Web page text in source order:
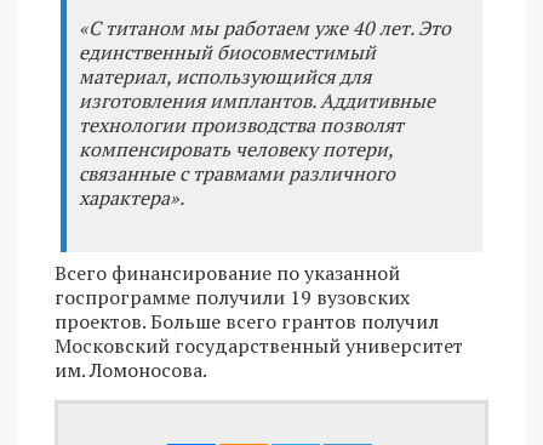
«С титаном мы работаем уже 40 лет. Это
единственный биосовместимый
материал, использующийся для
изготовления имплантов. Аддитивные
технологии производства позволят
компенсировать человеку потери,
связанные с травмами различного
характера».
Всего финансирование по указанной
госпрограмме получили 19 вузовских
проектов. Больше всего грантов получил
Московский государственный университет
им. Ломоносова.